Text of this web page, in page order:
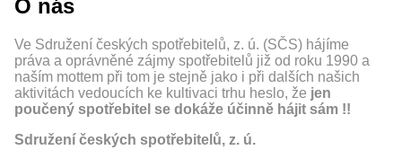
O nás
Ve Sdružení českých spotřebitelů, z. ú. (SČS) hájíme
práva a oprávněné zájmy spotřebitelů již od roku 1990 a
naším mottem při tom je stejně jako i při dalších našich
aktivitách vedoucích ke kultivaci trhu heslo, že jen
poučený spotřebitel se dokáže účinně hájit sám !!
Sdružení českých spotřebitelů, z. ú.